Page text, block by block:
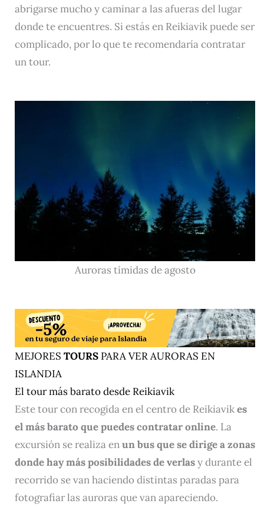
abrigarse mucho y caminar a las afueras del lugar
donde te encuentres. Si estás en Reikiavik puede ser
complicado, por lo que te recomendaría contratar
un tour.
Auroras tímidas de agosto
MEJORES TOURS PARA VER AURORAS EN
ISLANDIA
El tour más barato desde Reikiavik
Este tour con recogida en el centro de Reikiavikes
el más barato que puedes contrataronline. La
excursión se realiza enun bus que se dirige a zonas
donde hay más posibilidades de verlasy durante el
recorrido se van haciendo distintas paradas para
fotografiar las auroras que van apareciendo.